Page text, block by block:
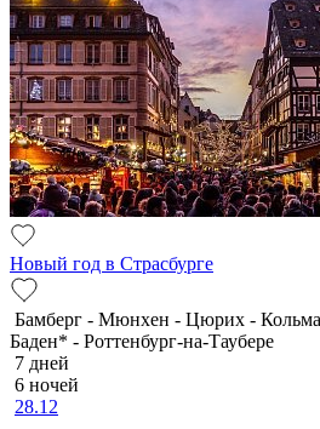
Новый год в Страсбурге
Бамберг - Мюнхен - Цюрих -
Баден* - Роттенбург-на-Таубере
7 дней
6 ночей
28.12